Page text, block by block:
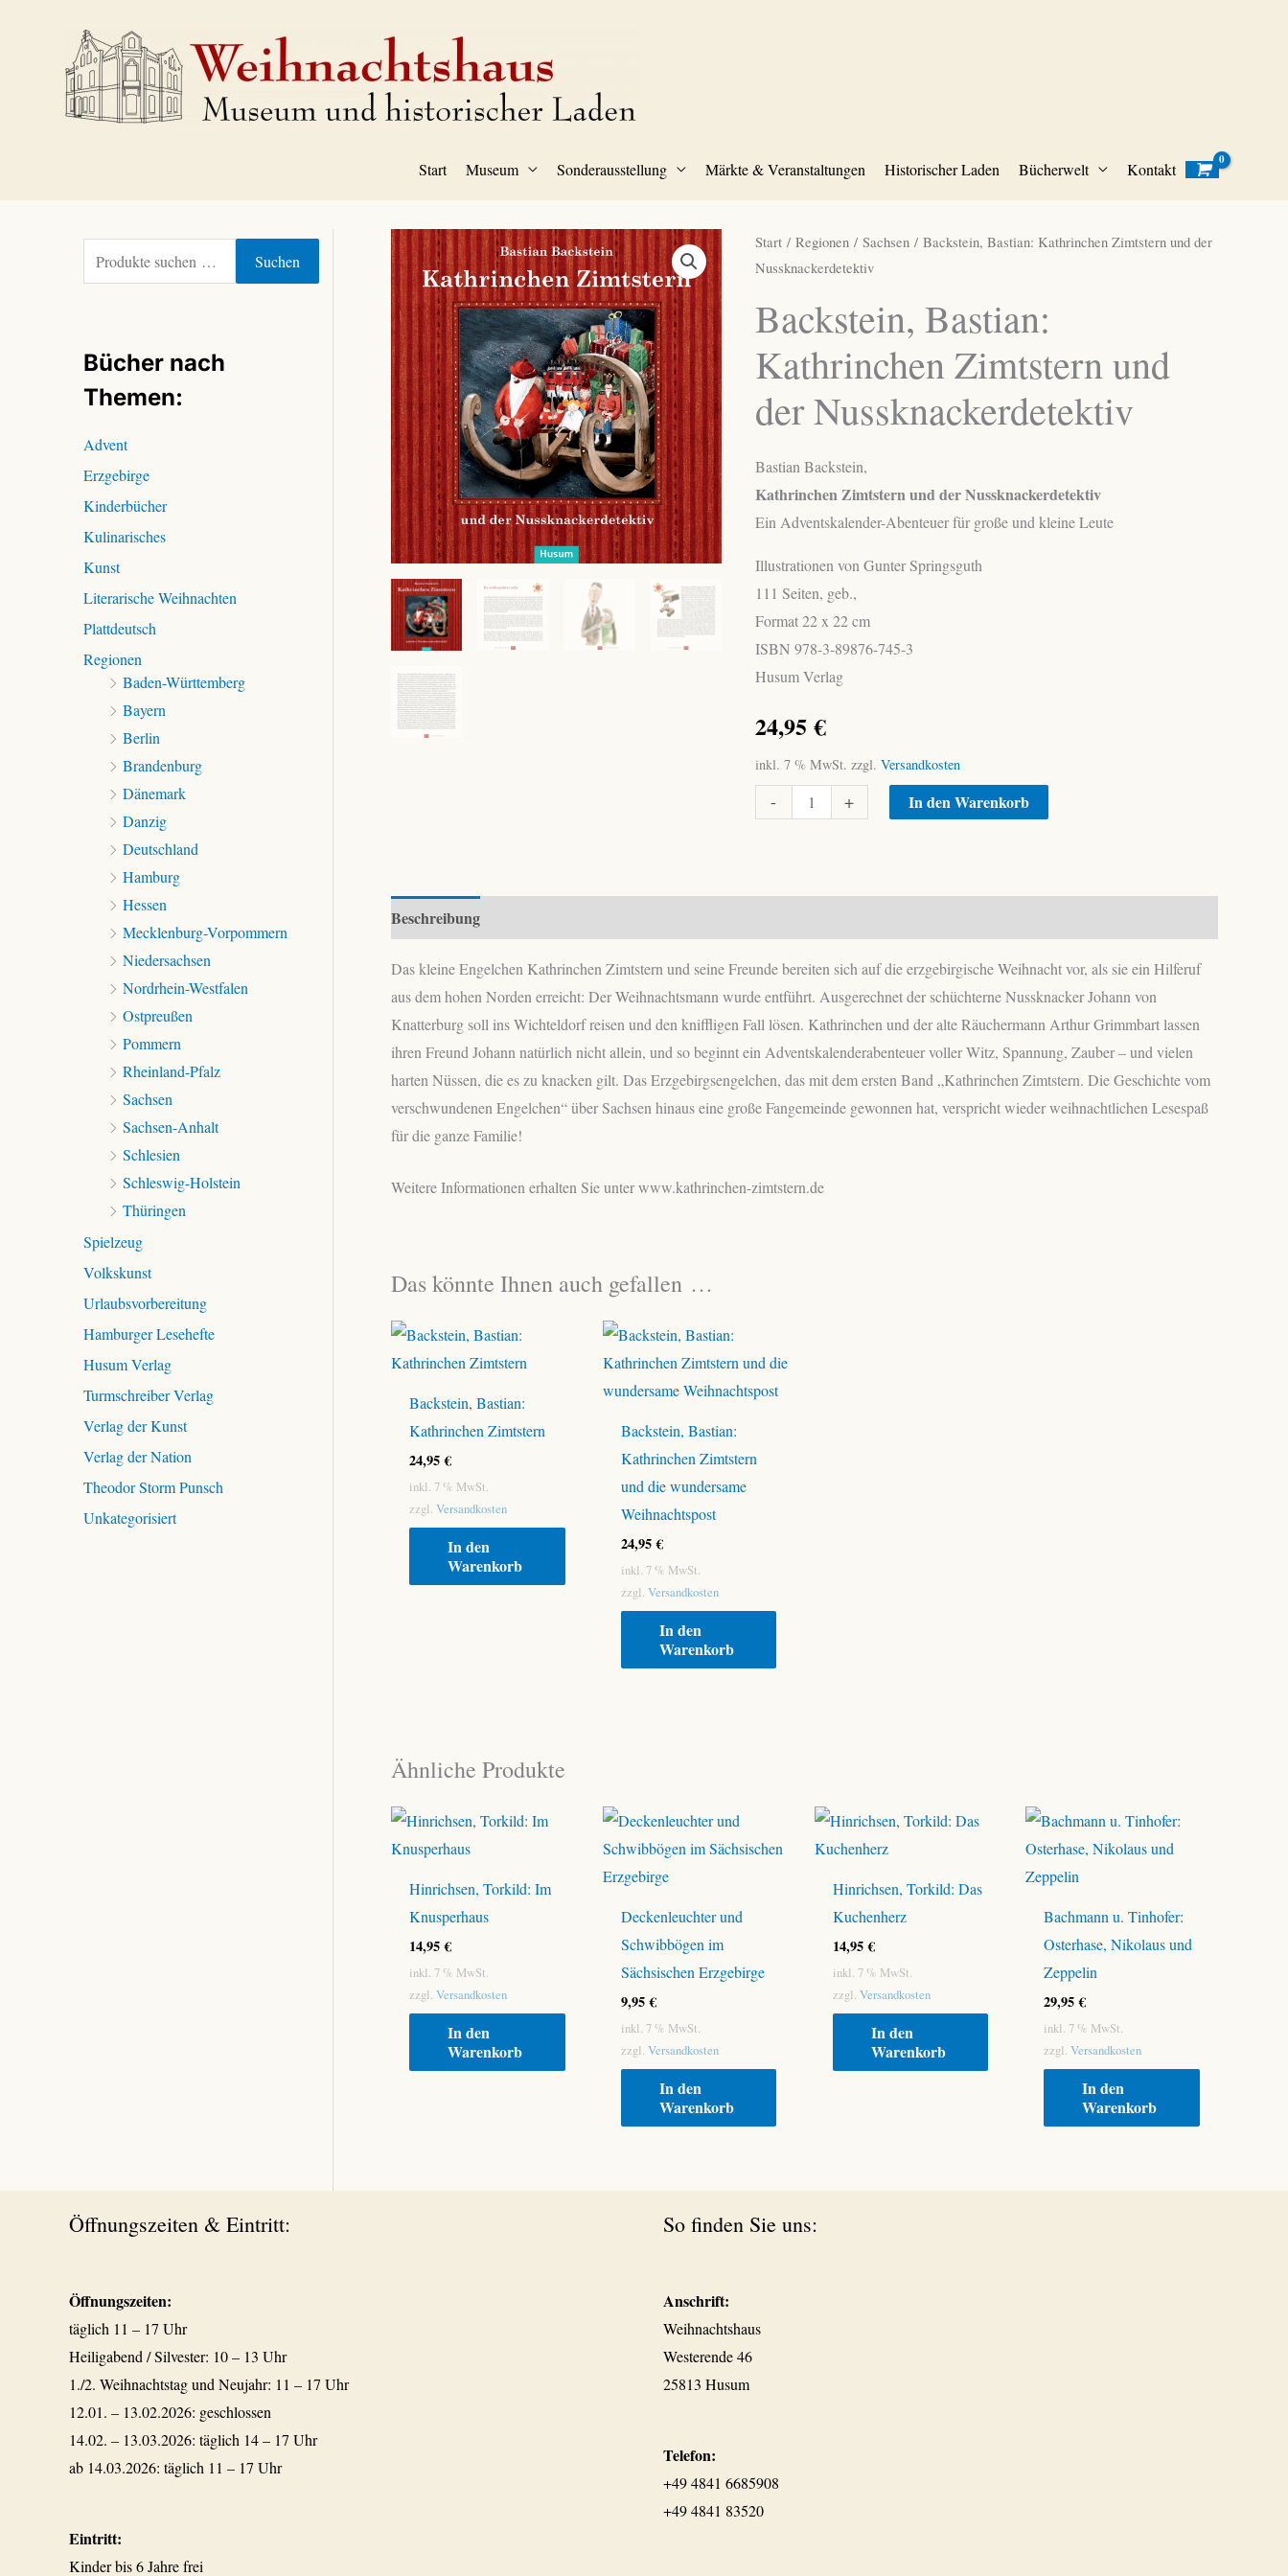
Start Museum Sonderausstellung Märkte & Veranstaltungen Historischer Laden Bücherwelt Kontakt
n
n
h
:
Suchen
Bücher nach
Themen:
Advent
Erzgebirge
Kinderbücher
Kulinarisches
Kunst
Literarische Weihnachten
Plattdeutsch
Regionen
Baden-Württemberg
Bayern
Berlin
Brandenburg
Dänemark
Danzig
Deutschland
Hamburg
Hessen
Mecklenburg-Vorpommern
Niedersachsen
Nordrhein-Westfalen
Ostpreußen
Pommern
Rheinland-Pfalz
Sachsen
Sachsen-Anhalt
Schlesien
Schleswig-Holstein
Thüringen
Spielzeug
Volkskunst
Urlaubsvorbereitung
Hamburger Lesehefte
Husum Verlag
Turmschreiber Verlag
Verlag der Kunst
Verlag der Nation
Theodor Storm Punsch
Unkategorisiert
Start/ Regionen/ Sachsen/ Backstein, Bastian: Kathrinchen Zimtstern und der
Nussknackerdetektiv
Backstein, Bastian:
Kathrinchen Zimtstern und
der Nussknackerdetektiv
Bastian Backstein,
Kathrinchen Zimtstern und der Nussknackerdetektiv
Ein Adventskalender-Abenteuer für große und kleine Leute
Illustrationen von Gunter Springsguth
111 Seiten, geb.,
Format 22 x 22 cm
ISBN 978-3-89876-745-3
Husum Verlag
24,95€
inkl. 7 % MwSt. zzgl. Versandkosten
-
Backstein,
Bastian:
der
Nussknackerdetektiv
Menge
+ In den Warenkorb
Beschreibung
Das kleine Engelchen Kathrinchen Zimtstern und seine Freunde bereiten sich auf die erzgebirgische Weihnacht vor, als sie ein Hilferuf
aus dem hohen Norden erreicht: Der Weihnachtsmann wurde entführt. Ausgerechnet der schüchterne Nussknacker Johann von
Knatterburg soll ins Wichteldorf reisen und den kniffligen Fall lösen. Kathrinchen und der alte Räuchermann Arthur Grimmbart lassen
ihren Freund Johann natürlich nicht allein, und so beginnt ein Adventskalenderabenteuer voller Witz, Spannung, Zauber – und vielen
harten Nüssen, die es zu knacken gilt. Das Erzgebirgsengelchen, das mit dem ersten Band „Kathrinchen Zimtstern. Die Geschichte vom
verschwundenen Engelchen“ über Sachsen hinaus eine große Fangemeinde gewonnen hat, verspricht wieder weihnachtlichen Lesespaß
für die ganze Familie!
Weitere Informationen erhalten Sie unter www.kathrinchen-zimtstern.de
Das könnte Ihnen auch gefallen …
Backstein, Bastian:
Kathrinchen Zimtstern
24,95€
inkl. 7 % MwSt.
zzgl.Versandkosten
In den
Warenkorb
Backstein, Bastian:
Kathrinchen Zimtstern
und die wundersame
Weihnachtspost
24,95€
inkl. 7 % MwSt.
zzgl. Versandkosten
In den
Warenkorb
Ähnliche Produkte
Hinrichsen, Torkild: Im
Knusperhaus
14,95€
inkl. 7 % MwSt.
zzgl.Versandkosten
In den
Warenkorb
Deckenleuchter und
Schwibbögen im
Sächsischen Erzgebirge
9,95€
inkl. 7 % MwSt.
zzgl. Versandkosten
In den
Warenkorb
Hinrichsen, Torkild: Das
Kuchenherz
14,95€
inkl. 7 % MwSt.
zzgl. Versandkosten
In den
Warenkorb
Bachmann u. Tinhofer:
Osterhase, Nikolaus und
Zeppelin
29,95€
inkl. 7 % MwSt.
zzgl.Versandkosten
In den
Warenkorb
Öffnungszeiten & Eintritt:
Öffnungszeiten:
täglich 11 – 17 Uhr
Heiligabend / Silvester: 10 – 13 Uhr
1./2. Weihnachtstag und Neujahr: 11 – 17 Uhr
12.01. – 13.02.2026: geschlossen
14.02. – 13.03.2026: täglich 14 – 17 Uhr
ab 14.03.2026: täglich 11 – 17 Uhr
Eintritt:
Kinder bis 6 Jahre frei
So finden Sie uns:
Anschrift:
Weihnachtshaus
Westerende 46
25813 Husum
Telefon:
+49 4841 6685908
+49 4841 83520